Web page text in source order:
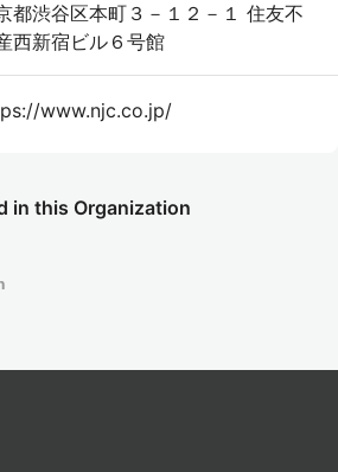
in this Organization
都渋谷区本町３－１２－１ 住友不
西新宿ビル６号館
www.njc.co.jp/